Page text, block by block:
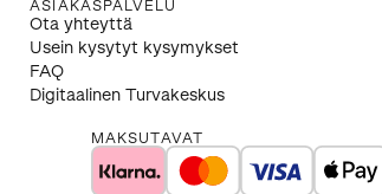
ASIAKASPALVELU
Ota yhteyttä
Usein kysytyt kysymykset
FAQ
Digitaalinen Turvakeskus
MAKSUTAVAT